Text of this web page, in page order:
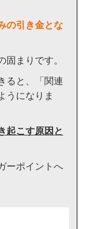
の引き金とな
固まりです。
ると、「関連
うになりま
起こす原因と
ーポイントへ